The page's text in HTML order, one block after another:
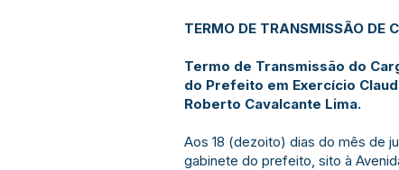
TERMO DE TRANSMISSÃO DE
Termo de Transmissão do
do Prefeito em Exercício
Roberto Cavalcante Lima.
Aos 18 (dezoito) dias do mês de
gabinete do prefeito, sito à